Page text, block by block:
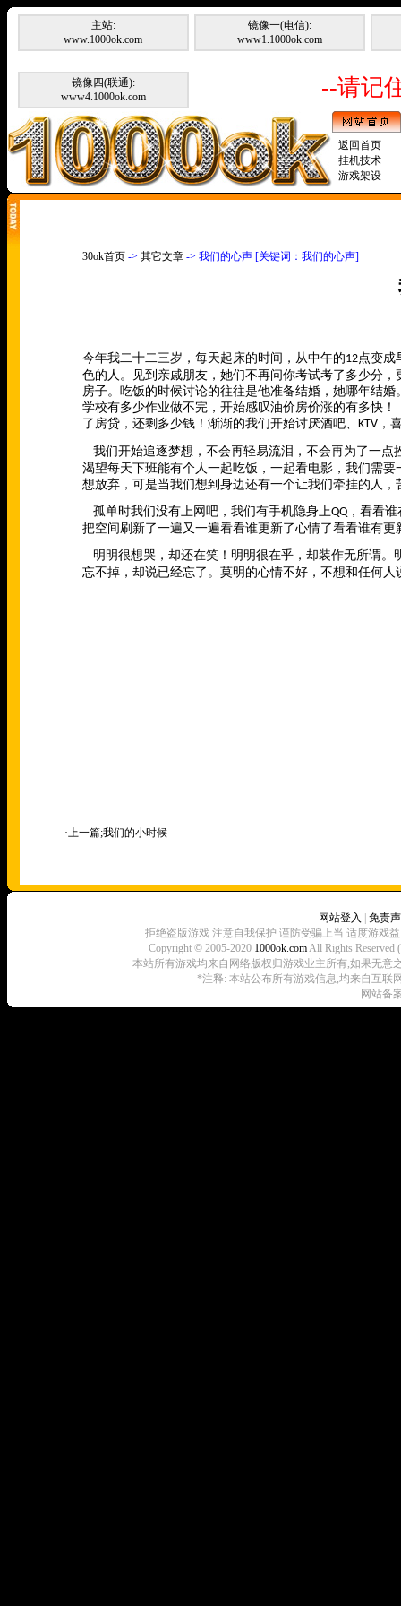
主站:
www.1000ok.com
镜像一(电信):
www1.1000ok.com
镜像四(联通):
www4.1000ok.com
--请记
返回首页
挂机技术
游戏架设
30ok首页 -> 其它文章 -> 我们的心声 [关键词：我们的心声]
今年我二十二三岁，每天起床的时间，从中午的12点变成
色的人。见到亲戚朋友，她们不再问你考试考了多少分
房子。吃饭的时候讨论的往往是他准备结婚，她哪年结
学校有多少作业做不完，开始感叹油价房价涨的有多快
了房贷，还剩多少钱！渐渐的我们开始讨厌酒吧、 KTV ，
我们开始追逐梦想，不会再轻易流泪，不会再为了一
渴望每天下班能有个人一起吃饭，一起看电影，我们需
想放弃，可是当我们想到身边还有一个让我们牵挂的人，
孤单时我们没有上网吧，我们有手机隐身上QQ ，看看
把空间刷新了一遍又一遍看看谁更新了心情了看看谁有
明明很想哭，却还在笑！明明很在乎，却装作无所谓
忘不掉，却说已经忘了。莫明的心情不好，不想和任何
·上一篇;我们的小时候
网站登入
免责
拒绝盗版游戏 注意自我保护 谨防受骗上当 适度游戏
Copyright © 2005-2020 1000ok.comAll Rights
本站所有游戏均来自网络版权归游戏业主所有,如果无意
*注释: 本站公布所有游戏信息,均来自互联
网站备